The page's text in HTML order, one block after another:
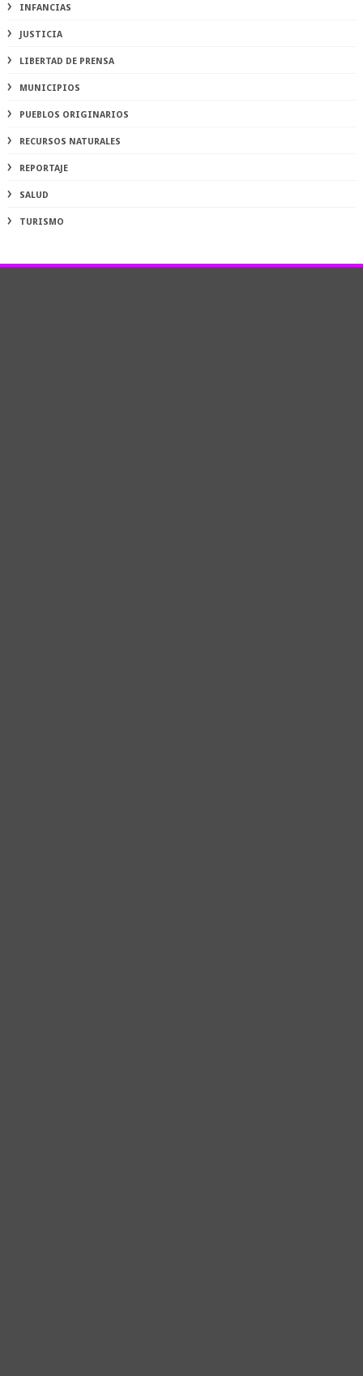
INFANCIAS
JUSTICIA
LIBERTAD DE PRENSA
MUNICIPIOS
PUEBLOS ORIGINARIOS
RECURSOS NATURALES
REPORTAJE
SALUD
TURISMO